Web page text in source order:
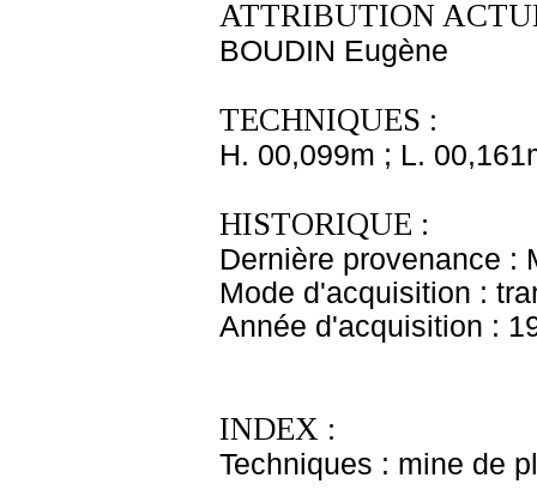
ATTRIBUTION
BOUDIN Eugène
TECHNIQUES :
H. 00,099m ; L.
HISTORIQUE :
Dernière provenance :
Mode d'acquisition :
Année d'acquisition :
INDEX :
Techniques : mine de